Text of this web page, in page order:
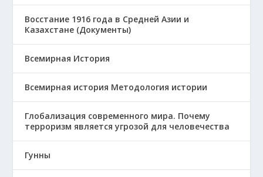
Восстание 1916 года в Средней Азии и
Казахстане (Документы)
Всемирная История
Всемирная история Методология истории
Глобализация современного мира. Почему
терроризм является угрозой для человечества
Гунны